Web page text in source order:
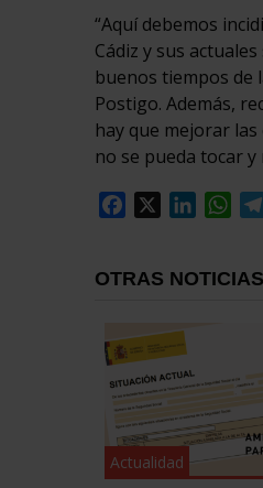
“Aquí debemos
Cádiz y sus
buenos tiempos de
Postigo. Además,
hay que mejorar
no se pueda tocar
Facebook
LinkedIn
OTRAS NOTICIAS
Actualidad